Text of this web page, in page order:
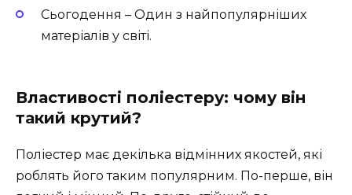
Сьогодення – Один з найпопулярніших
матеріалів у світі.
Властивості поліестеру: чому він
такий крутий?
Поліестер має декілька відмінних якостей, які
роблять його таким популярним. По-перше, він